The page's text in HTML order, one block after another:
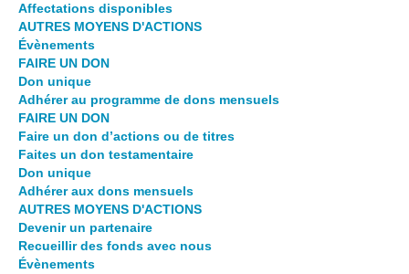
Affectations disponibles
AUTRES MOYENS D'ACTIONS
Évènements
FAIRE UN DON
Don unique
Adhérer au programme de dons mensuels
FAIRE UN DON
Faire un don d’actions ou de titres
Faites un don testamentaire
Don unique
Adhérer aux dons mensuels
AUTRES MOYENS D'ACTIONS
Devenir un partenaire
Recueillir des fonds avec nous
Évènements